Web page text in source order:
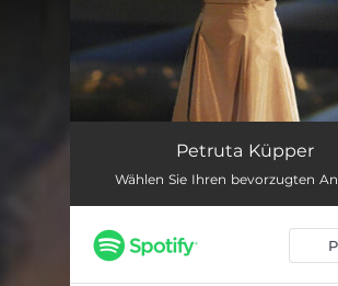
Petruta Küpper
Wählen Sie Ihren bevorzugten